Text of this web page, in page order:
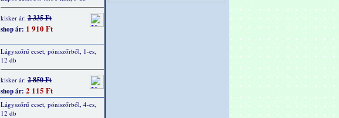
kisker ár: 2 335 Ft
shop ár: 1 910 Ft
Lágyszőrű ecset, póniszőrből, 1-es,
12 db
kisker ár: 2 850 Ft
shop ár: 2 115 Ft
Lágyszőrű ecset, póniszőrből, 4-es,
12 db